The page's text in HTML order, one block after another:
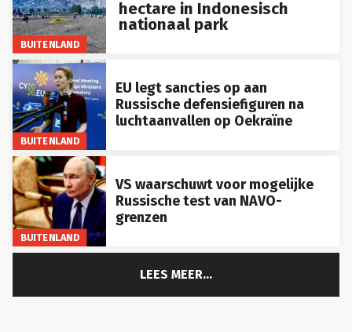
BUITENLAND
nationaal park
BUITENLAND
EU legt sancties op aan
Russische defensiefiguren na
luchtaanvallen op Oekraïne
BUITENLAND
VS waarschuwt voor mogelijke
Russische test van NAVO-
grenzen
LEES MEER...